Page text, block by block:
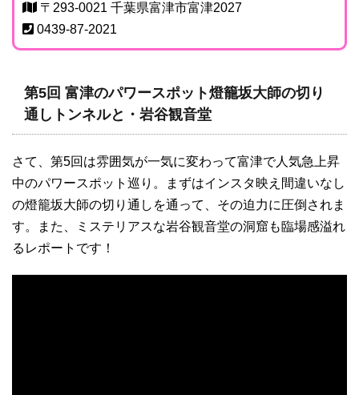
〒293-0021 千葉県富津市富津2027
0439-87-2021
第5回 富津のパワースポット燈籠坂大師の切り
通しトンネルと・岩谷観音堂
さて、第5回は雰囲気が一気に変わって富津で人気急上昇
中のパワースポット巡り。まずはインスタ映え間違いなし
の燈籠坂大師の切り通しを通って、その迫力に圧倒されま
す。また、ミステリアスな岩谷観音堂の洞窟も臨場感溢れ
るレポートです！